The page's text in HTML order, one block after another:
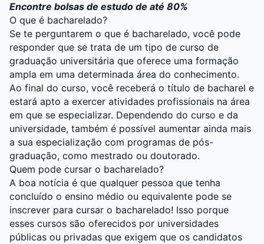
Encontre bolsas de estudo de até 80%
O que é bacharelado?
Se te perguntarem o que é bacharelado, você pode
responder que se trata de um tipo de curso de
graduação universitária que oferece uma formação
ampla em uma determinada área do conhecimento.
Ao final do curso, você receberá o título de bacharel e
estará apto a exercer atividades profissionais na área
em que se especializar. Dependendo do curso e da
universidade, também é possível aumentar ainda mais
a sua especialização com programas de pós-
graduação, como mestrado ou doutorado.
Quem pode cursar o bacharelado?
A boa notícia é que qualquer pessoa que tenha
concluído o ensino médio ou equivalente pode se
inscrever para cursar o bacharelado! Isso porque
esses cursos são oferecidos por universidades
públicas ou privadas que exigem que os candidatos